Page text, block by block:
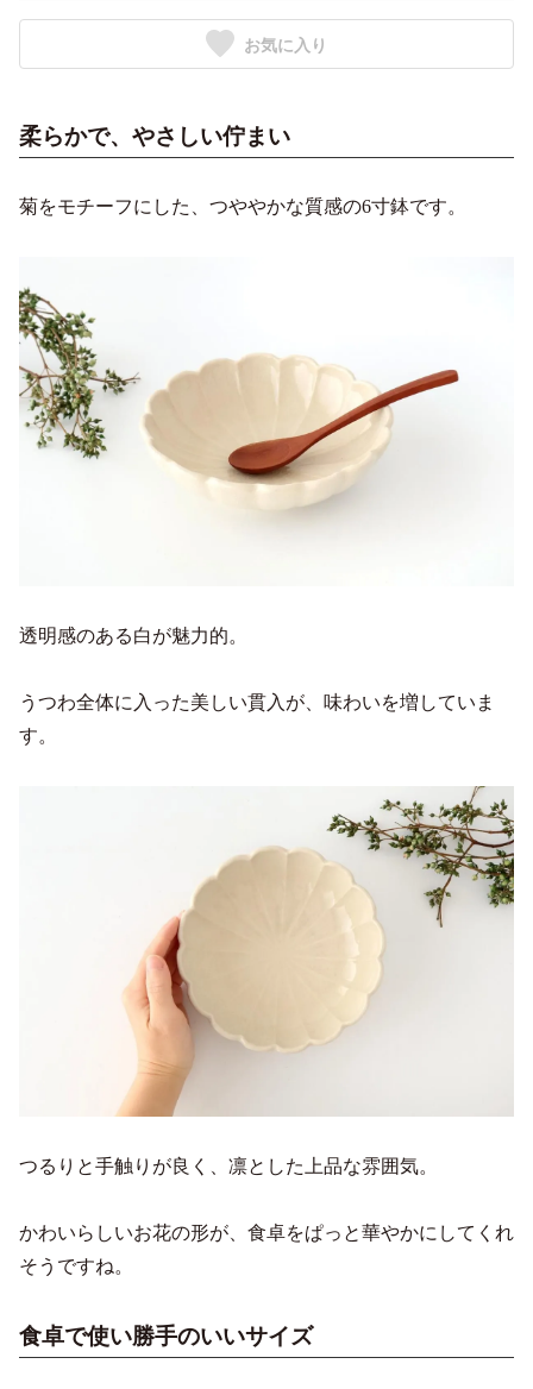
お気に入り
柔らかで、やさしい佇まい
菊をモチーフにした、つややかな質感の6寸鉢です。
透明感のある白が魅力的。
うつわ全体に入った美しい貫入が、味わいを増していま
す。
つるりと手触りが良く、凛とした上品な雰囲気。
かわいらしいお花の形が、食卓をぱっと華やかにしてくれ
そうですね。
食卓で使い勝手のいいサイズ